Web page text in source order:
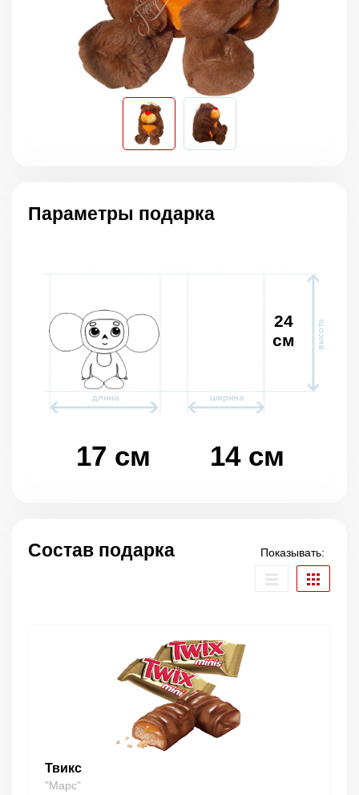
Параметры подарка
17 см 14 см
24
см
Состав подарка Показывать:
Твикс
"Марс"